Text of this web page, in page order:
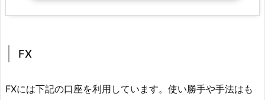
FX
FXには下記の口座を利用しています。使い勝手や手法はも